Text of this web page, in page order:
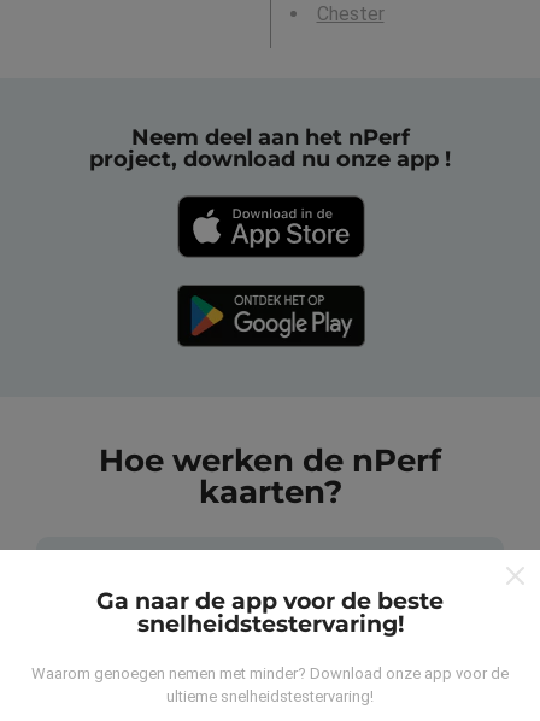
Chester
Neem deel aan het nPerf
project, download nu onze app !
Hoe werken de nPerf
kaarten?
Waar komen de gegevens vandaan?
Ga naar de app voor de beste
snelheidstestervaring!
Waarom genoegen nemen met minder? Download onze app voor de
ultieme snelheidstestervaring!